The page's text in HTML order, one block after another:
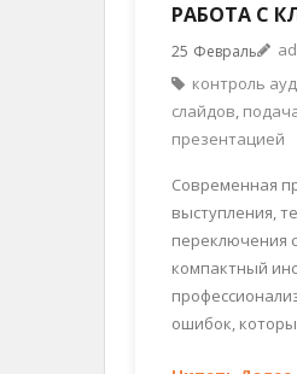
РАБОТА С
25 Февраль
контроль
слайдов,
презентацией
Современная
выступления,
переключения
компактный
ошибок,